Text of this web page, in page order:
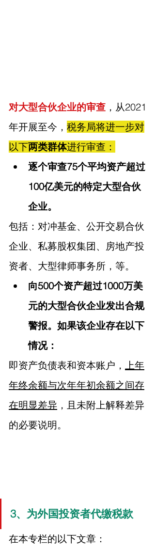
对大型合伙企业的审查 ，从2021
年开展至今， 税务局将进一步对
以下两类群体进行审查：
逐个审查75个平均资产超过
100亿美元的特定大型合伙
企业。
包括：对冲基金、公开交易合伙
企业、私募股权集团、房地产投
资者、大型律师事务所，等。
向500个资产超过1000万美
元的大型合伙企业发出合规
警报。如果该企业存在以下
情况：
即资产负债表和资本账户，
上年
年终余额与次年年初余额之间存
在明显差异 ，且未附上解释差异
的必要说明。
3、为外国投资者代缴税款
在本专栏的以下文章：